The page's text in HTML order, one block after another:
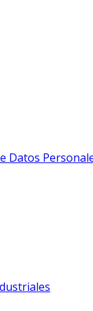
Datos